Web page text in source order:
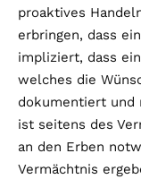
proaktives
erbringen, dass
impliziert, dass
welches die
dokumentiert und
ist seitens des
an den Erben
Vermächtnis